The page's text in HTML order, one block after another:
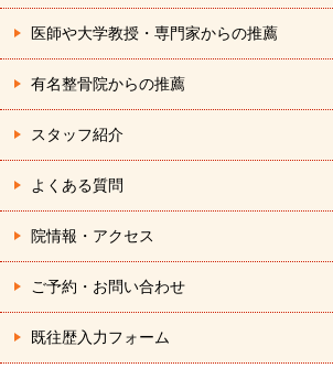
医師や大学教授・専門家からの推薦
有名整骨院からの推薦
スタッフ紹介
よくある質問
院情報・アクセス
ご予約・お問い合わせ
既往歴入力フォーム